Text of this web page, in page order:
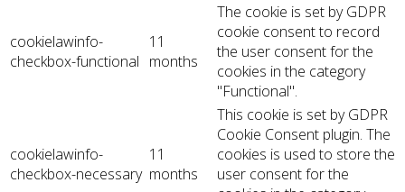
cookielawinfo-
checkbox-functional
11
months
The cookie is set by GDPR
cookie consent to record
the user consent for the
cookies in the category
"Functional".
cookielawinfo-
checkbox-necessary
11
months
This cookie is set by GDPR
Cookie Consent plugin. The
cookies is used to store the
user consent for the